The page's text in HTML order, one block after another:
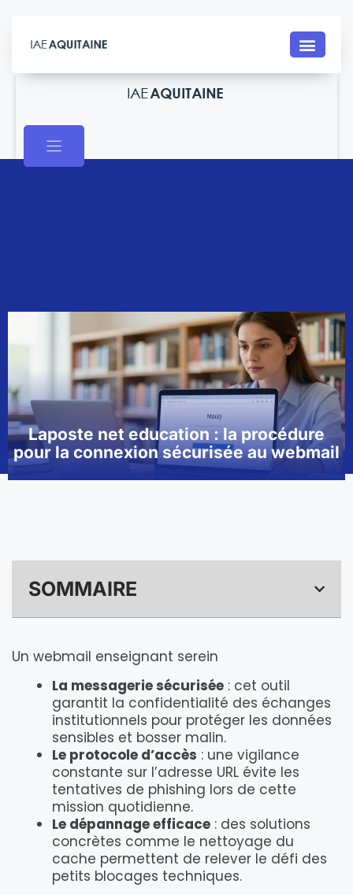
Laposte net education : la procédure
pour la connexion sécurisée au webmail
SOMMAIRE
Un webmail enseignant serein
La messagerie sécurisée : cet outil
garantit la confidentialité des échanges
institutionnels pour protéger les données
sensibles et bosser malin.
Le protocole d’accès : une vigilance
constante sur l’adresse URL évite les
tentatives de phishing lors de cette
mission quotidienne.
Le dépannage efficace : des solutions
concrètes comme le nettoyage du
cache permettent de relever le défi des
petits blocages techniques.